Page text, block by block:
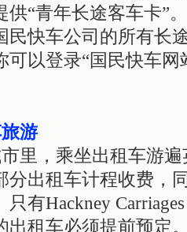
供“青年长途客车卡”
民快车公司的所有长
可以登录“国民快车网
游
里，乘坐出租车游遍
分出租车计程收费，
只有Hackney
出租车必须提前预定